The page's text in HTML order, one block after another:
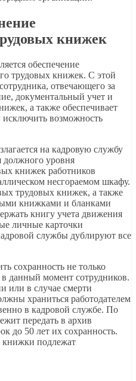
книжек
обеспечение
трудовых книжек. С этой
отвечающего за
документальный учет и
а также обеспечивает
возможность
на кадровую службу
должного уровня
книжек работников
несгораемом шкафу.
трудовых книжек, а также
книжками и бланками
книгу учета движения
личные карточки
службы дублируют все
сохранность не только
данный момент сотрудников.
или в случае смерти
храниться работодателем
в кадровой службе. По
передать в архив
до 50 лет их сохранность.
книжки подлежат